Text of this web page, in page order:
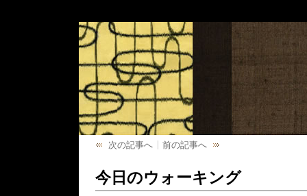
次の記事へ 前の記事へ
今日のウォーキング